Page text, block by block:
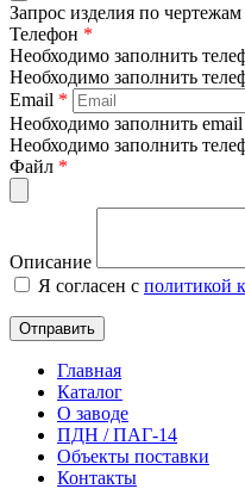
Запрос изделия по чертежам
Телефон *
Необходимо заполнить
Необходимо заполнить
Email *
Необходимо заполнить email
Необходимо заполнить
Файл *
Описание
Я согласен с политикой
Отправить
Главная
Каталог
О заводе
ПДН / ПАГ-14
Объекты поставки
Контакты